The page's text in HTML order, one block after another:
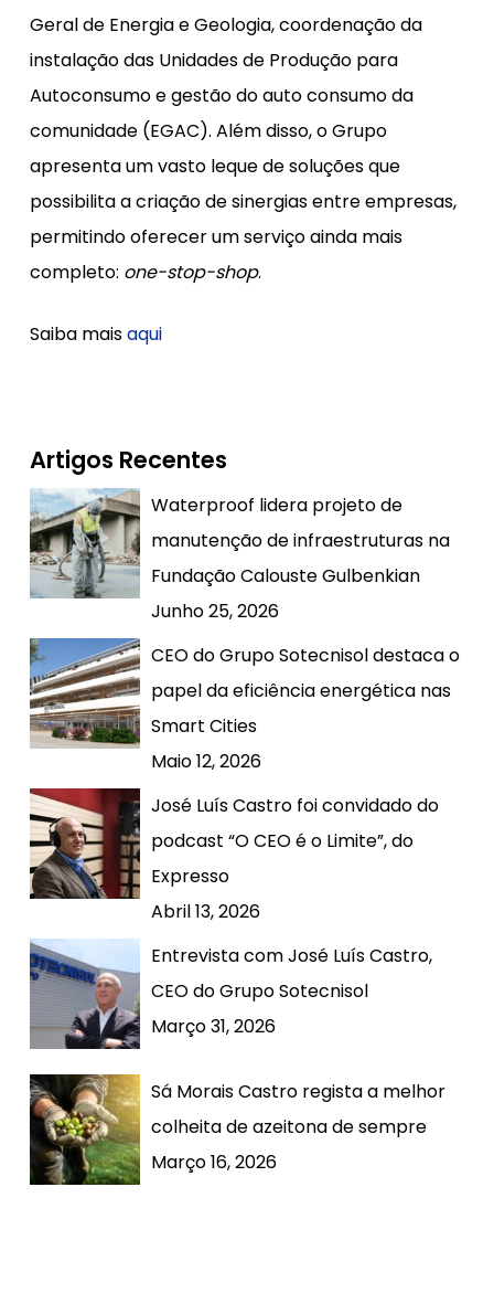
Geral de Energia e Geologia, coordenação da
instalação das Unidades de Produção para
Autoconsumo e gestão do auto consumo da
comunidade (EGAC). Além disso, o Grupo
apresenta um vasto leque de soluções que
possibilita a criação de sinergias entre empresas,
permitindo oferecer um serviço ainda mais
completo: one-stop-shop.
Saiba maisaqui
Artigos Recentes
Waterproof lidera projeto de
manutenção de infraestruturas na
Fundação Calouste Gulbenkian
Junho 25, 2026
CEO do Grupo Sotecnisol destaca o
papel da eficiência energética nas
Smart Cities
Maio 12, 2026
José Luís Castro foi convidado do
podcast “O CEO é o Limite”, do
Expresso
Abril 13, 2026
Entrevista com José Luís Castro,
CEO do Grupo Sotecnisol
Março 31, 2026
Sá Morais Castro regista a melhor
colheita de azeitona de sempre
Março 16, 2026